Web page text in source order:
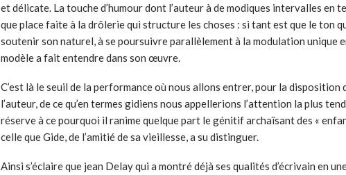
et délicate. La touche d’humour dont l’auteur à de modiques intervalles en
que place faite à la drôlerie qui structure les choses : si tant est que le ton
soutenir son naturel, à se poursuivre parallèlement à la modulation unique
modèle a fait entendre dans son œuvre.
C’est là le seuil de la performance où nous allons entrer, pour la disposition
l’auteur, de ce qu’en termes gidiens nous appellerions l’attention la plus
réserve à ce pourquoi il ranime quelque part le génitif archaïsant des «
celle que Gide, de l’amitié de sa vieillesse, a su distinguer.
Ainsi s’éclaire que jean Delay qui a montré déjà ses qualités d’écrivain en